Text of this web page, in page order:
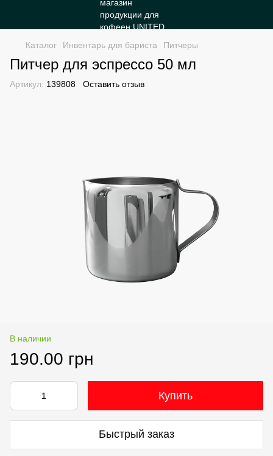
Каталог Инвентарь для бариста Питчеры
Питчер для эспрессо 50 мл
Артикул: 139808 Оставить отзыв
В наличии
190.00 грн
Купить
Быстрый заказ